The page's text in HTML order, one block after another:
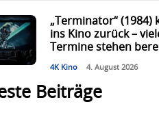
„Terminator“ (1984)
ins Kino zurück –
Termine stehen
4K Kino 4. August 2026
Beiträge